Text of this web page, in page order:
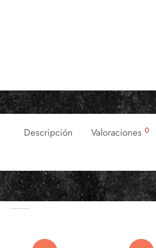
Descripción Valoraciones 0